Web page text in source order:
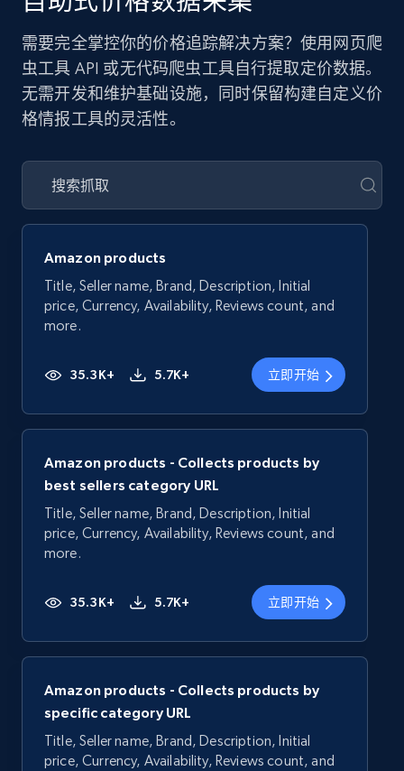
需要完全掌控你的价格追踪解决方案？使用网页爬
虫工具 API 或无代码爬虫工具自行提取定价数据。
无需开发和维护基础设施，同时保留构建自定义价
格情报工具的灵活性。
Amazon products
Title, Seller name, Brand, Description, Initial
price, Currency, Availability, Reviews count, and
more.
35.3K+ 5.7K+ 立即开始
Amazon products - Collects products by
best sellers category URL
Title, Seller name, Brand, Description, Initial
price, Currency, Availability, Reviews count, and
more.
35.3K+ 5.7K+ 立即开始
Amazon products - Collects products by
specific category URL
Title, Seller name, Brand, Description, Initial
price, Currency, Availability, Reviews count, and